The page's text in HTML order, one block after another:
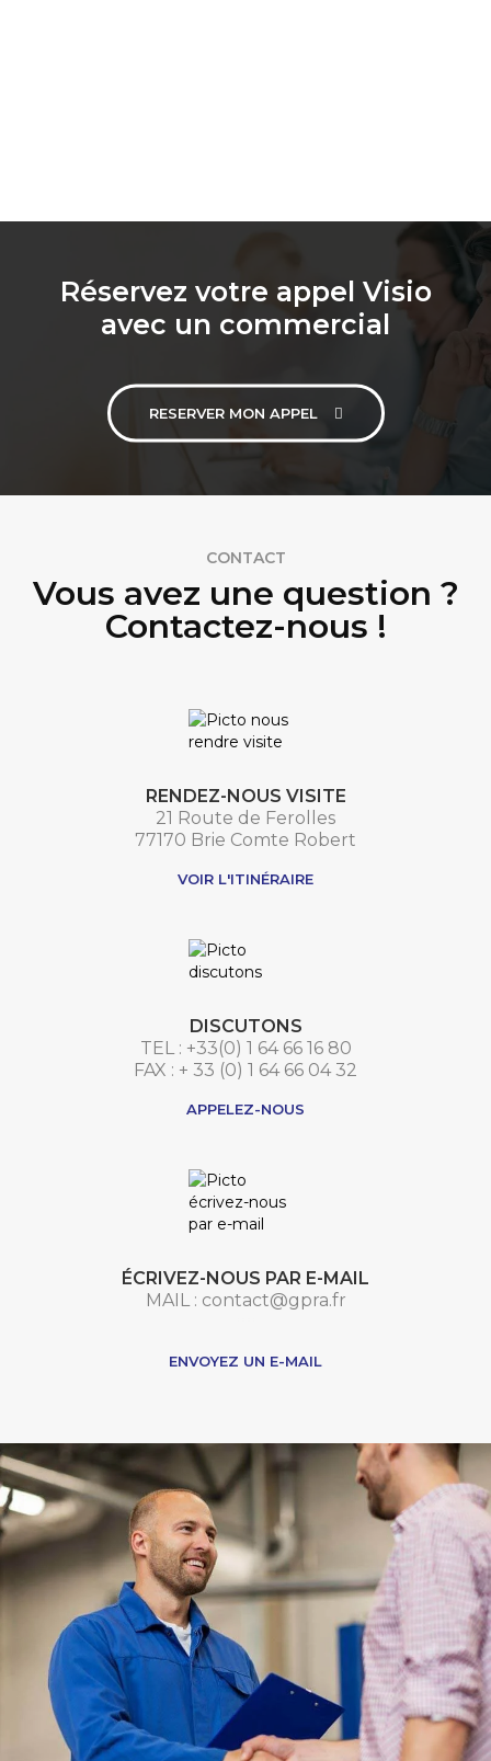
Réservez votre appel Visio
avec un commercial
RESERVER MON APPEL
CONTACT
Vous avez une question ?
Contactez-nous !
RENDEZ-NOUS VISITE
21 Route de Ferolles
77170 Brie Comte Robert
VOIR L'ITINÉRAIRE
DISCUTONS
TEL : +33(0) 1 64 66 16 80
FAX : + 33 (0) 1 64 66 04 32
APPELEZ-NOUS
ÉCRIVEZ-NOUS PAR E-MAIL
MAIL : contact@gpra.fr
ENVOYEZ UN E-MAIL